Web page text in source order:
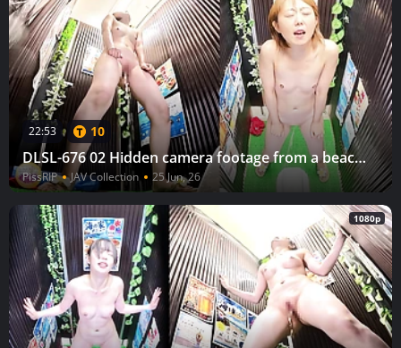
22:53 10
DLSL-676 02 Hidden camera footage from a beach house: Running into the toilet and urinating naked (4)
PissRIP JAV Collection 25 Jun, 26
1080p